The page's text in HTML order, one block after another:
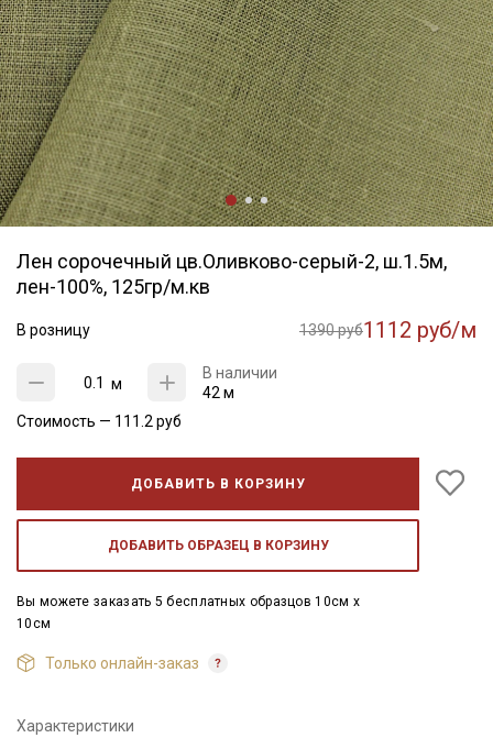
Лен сорочечный цв.Оливково-серый-2, ш.1.5м,
лен-100%, 125гр/м.кв
В розницу 1390 руб1112 руб/м
м
В наличии
42 м
Стоимость — 111.2 руб
ДОБАВИТЬ В КОРЗИНУ
ДОБАВИТЬ ОБРАЗЕЦ В КОРЗИНУ
Вы можете заказать 5 бесплатных образцов 10см x
10см
Только онлайн-заказ
Характеристики